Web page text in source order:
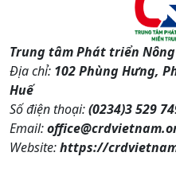
Trung tâm Phát triển
Địa chỉ: 102 Phùng Hưng,
Huế
Số điện thoại:(0234)3 529
Email:
Website:https://